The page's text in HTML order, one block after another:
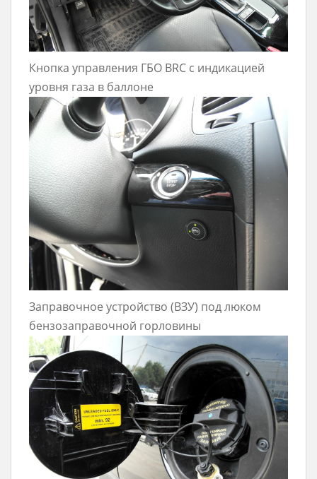
Кнопка управления ГБО BRC с индикацией
уровня газа в баллоне
Заправочное устройство (ВЗУ) под люком
бензозаправочной горловины